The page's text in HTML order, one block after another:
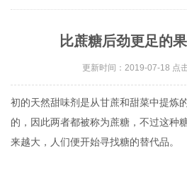
比蔗糖后劲更足的
更新时间：2019-07-18 点
初的天然甜味剂是从甘蔗和甜菜中提炼
的，因此两者都被称为蔗糖，不过这种
来越大，人们便开始寻找糖的替代品。